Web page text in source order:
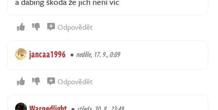
Odpovědět
jancaa1996 neděle, 17. 9., 0:09
Odpovědět